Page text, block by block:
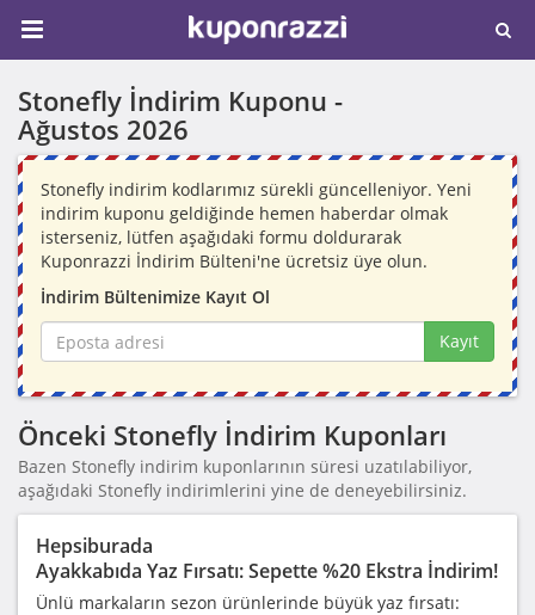
Stonefly İndirim Kuponu -
Ağustos 2026
Stonefly indirim kodlarımız sürekli güncelleniyor. Yeni
indirim kuponu geldiğinde hemen haberdar olmak
isterseniz, lütfen aşağıdaki formu doldurarak
Kuponrazzi İndirim Bülteni'ne ücretsiz üye olun.
İndirim Bültenimize Kayıt Ol
Kayıt
Önceki Stonefly İndirim Kuponları
Bazen Stonefly indirim kuponlarının süresi uzatılabiliyor,
aşağıdaki Stonefly indirimlerini yine de deneyebilirsiniz.
Hepsiburada
Ayakkabıda Yaz Fırsatı: Sepette %20 Ekstra İndirim!
Ünlü markaların sezon ürünlerinde büyük yaz fırsatı: